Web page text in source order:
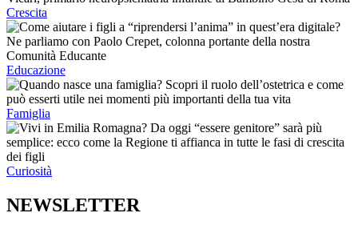
Crescita
Educazione
Famiglia
Curiosità
NEWSLETTER